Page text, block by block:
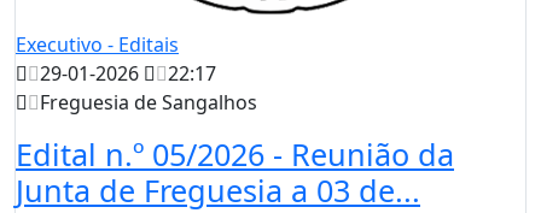
Executivo - Editais
29-01-2026
22:17
Freguesia de Sangalhos
Edital n.º 05/2026 - Reunião da
Junta de Freguesia a 03 de...